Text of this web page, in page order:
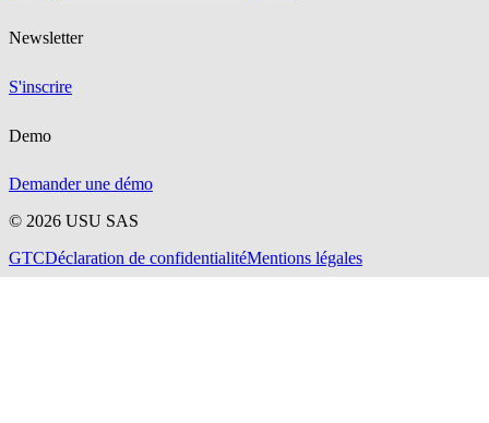
Newsletter
S'inscrire
Demo
Demander une démo
© 2026 USU SAS
GTCDéclaration de confidentialitéMentions légales